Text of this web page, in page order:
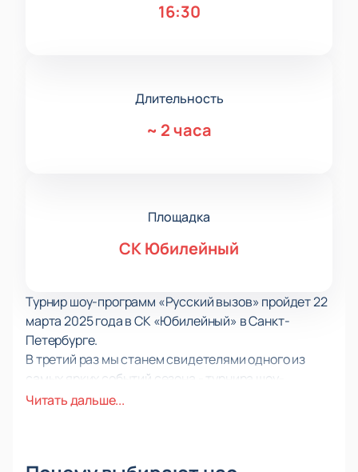
16:30
Длительность
~ 2 часа
Площадка
СК Юбилейный
Турнир шоу-программ «Русский вызов» пройдет 22
марта 2025 года в СК «Юбилейный» в Санкт-
Петербурге.
В третий раз мы станем свидетелями одного из
самых ярких событий сезона - турнира шоу-
программ, которые проходят под общим названием
Читать дальше...